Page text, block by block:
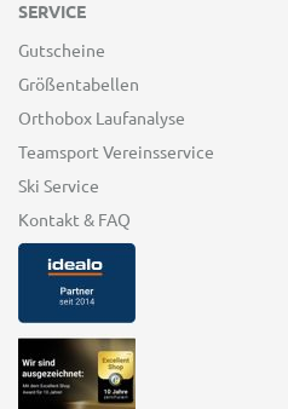
SERVICE
Gutscheine
Größentabellen
Orthobox Laufanalyse
Teamsport Vereinsservice
Ski Service
Kontakt & FAQ